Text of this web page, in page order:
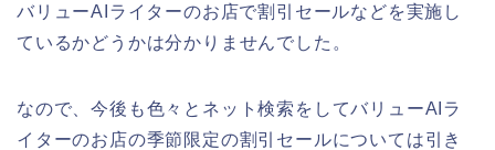
バリューAIライターのお店で割引セールなどを実施し
ているかどうかは分かりませんでした。
なので、今後も色々とネット検索をしてバリューAIラ
イターのお店の季節限定の割引セールについては引き